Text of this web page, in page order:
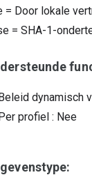
= Door lokale
= SHA-1-
dynamisch
profiel : Nee